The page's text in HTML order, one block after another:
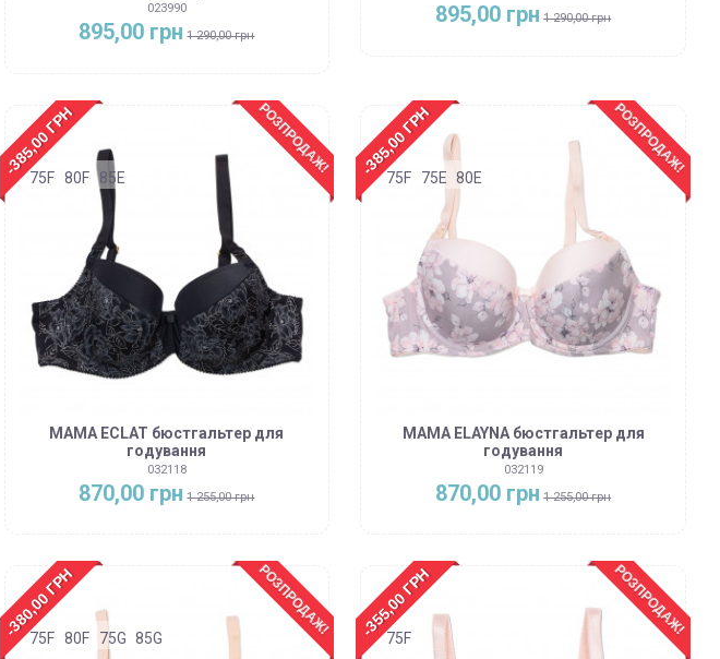
023990
895,00 грн 1 290,00 грн
895,00 грн 1 290,00 грн
РОЗПРОДАЖ!
-385,00 ГРН
MAMA ECLAT бюстгальтер для
годування
032118
870,00 грн 1 255,00 грн
75F 80F 85E
РОЗПРОДАЖ!
-385,00 ГРН
MAMA ELAYNA бюстгальтер для
годування
032119
870,00 грн 1 255,00 грн
75F 75E 80E
РОЗПРОДАЖ!
-380,00 ГРН
75F 80F 75G 85G
РОЗПРОДАЖ!
-355,00 ГРН
75F